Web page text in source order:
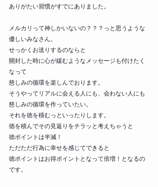
ありがたい習慣がすでにありました。
メルカリって神しかいないの？？？っと思うような
優しいみなさん。
せっかくお送りするのならと
開封した時に心が緩むようなメッセージも付けたく
なって
慈しみの循環を楽しんでおります。
そうやってリアルに会える人にも、会わない人にも
慈しみの循環を作っていたい。
それを徳を積むっといったりします。
徳を積んでその見返りをチラッと考えちゃうと
徳ポイントは半減！
ただただ行為に幸せを感じてできると
徳ポイントはお得ポイントとなって倍増！となるの
です。